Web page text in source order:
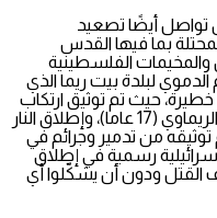
تواصل أيضًا تصعيد
بما فيها القدس
والمخيمات الفلسطينية
لبلدة بيت ريما الذي
حيث تم توثيق ارتكاب
قوات الاحتلال لجريمة قتل الفتى أسيد الريماوي (17 عاما)، وإطلاق النار
من تدمير وجرائم في
رسمية في إطلاق
القتل ودون أن يشكّلوا أي